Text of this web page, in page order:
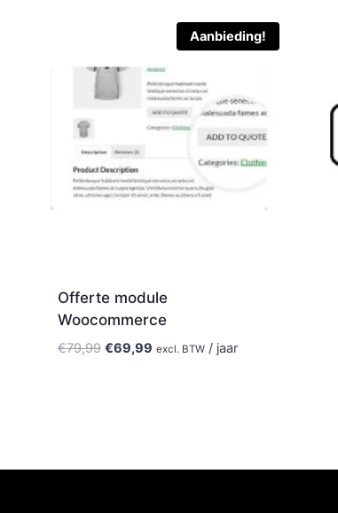
Aanbieding!
Offerte module
Woocommerce
€79,99 Oorspronkelijke
€69,99Huidige
excl. BTW/ jaar